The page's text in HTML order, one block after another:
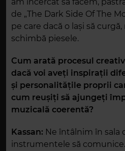
de „The Dark Side Of The
pe care dacă o lași să
schimbă piesele.
Cum arată procesul
dacă voi aveți inspirații
și personalitățile proprii
cum reușiți să ajungeți
muzicală coerentă?
Kassan: Ne întâlnim în sala
instrumentele să